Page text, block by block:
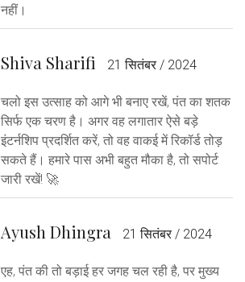
नहीं।
Shiva Sharifi 21 सितंबर / 2024
चलो इस उत्साह को आगे भी बनाए रखें, पंत का शतक
सिर्फ एक चरण है। अगर वह लगातार ऐसे बड़े
इंटर्नशिप प्रदर्शित करें, तो वह वाकई में रिकॉर्ड तोड़
सकते हैं। हमारे पास अभी बहुत मौका है, तो सपोर्ट
जारी रखें! 🚀
Ayush Dhingra 21 सितंबर / 2024
एह, पंत की तो बड़ाई हर जगह चल रही है, पर मुख्य